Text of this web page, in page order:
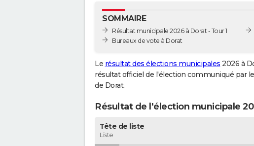
SOMMAIRE
Résultat municipale 2026 à Dorat - Tour 1
Bureaux de vote à Dorat
Le résultat des élections municipales 2026 à
résultat officiel de l'élection communiqué par
de Dorat.
Résultat de l'élection municipale
Tête de liste
Liste